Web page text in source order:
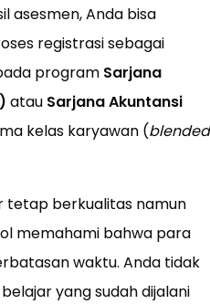
asesmen, Anda bisa
registrasi sebagai
program Sarjana
atau Sarjana Akuntansi
kelas karyawan (blended
tetap berkualitas namun
memahami bahwa para
waktu. Anda tidak
yang sudah dijalani